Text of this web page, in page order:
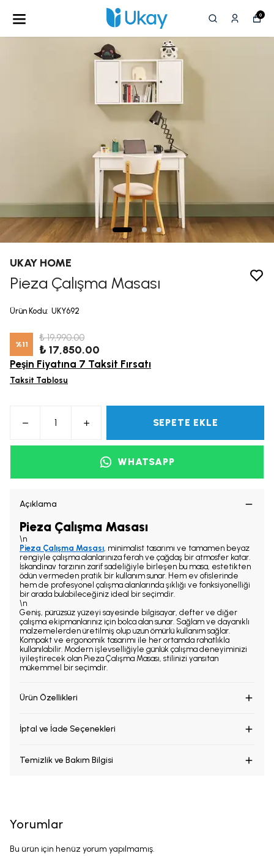
0
UKAY HOME
Pieza Çalışma Masası
Ürün Kodu: UKY692
%11
₺ 19,990.00
₺ 17,850.00
Peşin Fiyatına 7 Taksit Fırsatı
Taksit Tablosu
SEPETE EKLE
WHATSAPP
Açıklama
Pieza Çalışma Masası
\n
Pieza Çalışma Masası, minimalist tasarımı ve tamamen beyaz
rengiyle çalışma alanlarınıza ferah ve çağdaş bir atmosfer katar.
İskandinav tarzının zarif sadeliğiyle birleşen bu masa, estetikten
ödün vermeden pratik bir kullanım sunar. Hem ev ofislerinde
hem de profesyonel çalışma alanlarında şıklığı ve fonksiyonelliği
bir arada bulabileceğiniz ideal bir seçimdir.
\n
Geniş, pürüzsüz yüzeyi sayesinde bilgisayar, defter ve diğer
çalışma ekipmanlarınız için bolca alan sunar. Sağlam ve dayanıklı
malzemelerden üretilmiş olup uzun ömürlü kullanım sağlar.
Kompakt ve ergonomik tasarımı ile her ortamda rahatlıkla
kullanılabilir. Modern işlevselliğiyle günlük çalışma deneyiminizi
iyileştirecek olan Pieza Çalışma Masası, stilinizi yansıtan
mükemmel bir seçimdir.
Ürün Özellikleri
İptal ve İade Seçenekleri
Temizlik ve Bakım Bilgisi
Yorumlar
Bu ürün için henüz yorum yapılmamış.